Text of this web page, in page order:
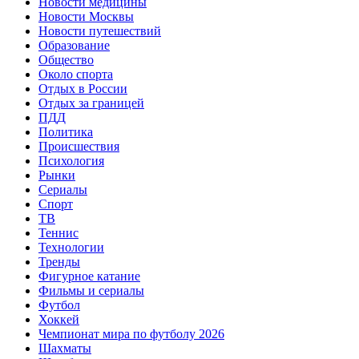
Новости Москвы
Новости путешествий
Образование
Общество
Около спорта
Отдых в России
Отдых за границей
ПДД
Политика
Происшествия
Психология
Рынки
Сериалы
Спорт
ТВ
Теннис
Технологии
Тренды
Фигурное катание
Фильмы и сериалы
Футбол
Хоккей
Чемпионат мира по футболу 2026
Шахматы